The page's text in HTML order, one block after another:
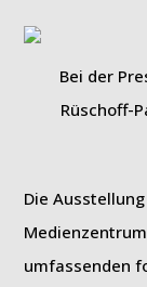
Bei der
Rüschoff-
Die
umfassenden